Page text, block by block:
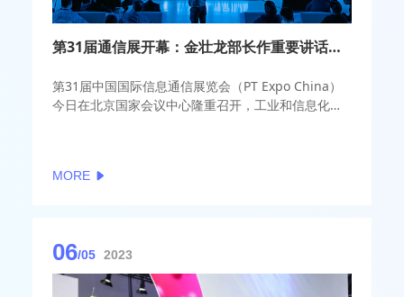
第31届通信展开幕：金壮龙部长作重要讲话，呼吁共推行业高质量发展
第31届中国国际信息通信展览会（PT Expo China）
今日在北京国家会议中心隆重召开，工业和信息化部
社会、造福人民。
MORE
06/05 2023